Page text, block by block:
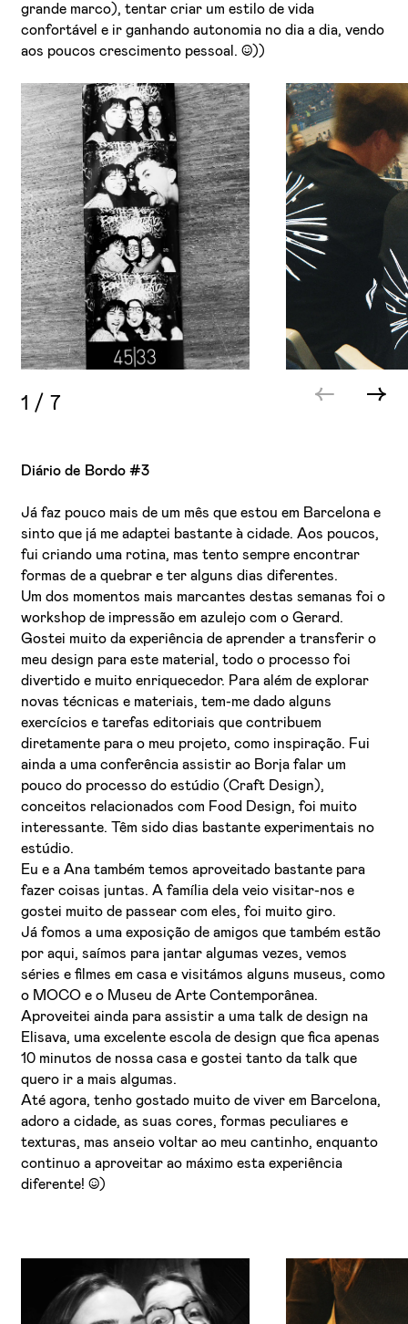
grande marco), tentar criar um estilo de vida
confortável e ir ganhando autonomia no dia a dia, vendo
aos poucos crescimento pessoal. :)))
1 /7
Diário de Bordo #3
Já faz pouco mais de um mês que estou em Barcelona e
sinto que já me adaptei bastante à cidade. Aos poucos,
fui criando uma rotina, mas tento sempre encontrar
formas de a quebrar e ter alguns dias diferentes.
Um dos momentos mais marcantes destas semanas foi o
workshop de impressão em azulejo com o Gerard.
Gostei muito da experiência de aprender a transferir o
meu design para este material, todo o processo foi
divertido e muito enriquecedor. Para além de explorar
novas técnicas e materiais, tem-me dado alguns
exercícios e tarefas editoriais que contribuem
diretamente para o meu projeto, como inspiração. Fui
ainda a uma conferência assistir ao Borja falar um
pouco do processo do estúdio (Craft Design),
conceitos relacionados com Food Design, foi muito
interessante. Têm sido dias bastante experimentais no
estúdio.
Eu e a Ana também temos aproveitado bastante para
fazer coisas juntas. A família dela veio visitar-nos e
gostei muito de passear com eles, foi muito giro.
Já fomos a uma exposição de amigos que também estão
por aqui, saímos para jantar algumas vezes, vemos
séries e filmes em casa e visitámos alguns museus, como
o MOCO e o Museu de Arte Contemporânea.
Aproveitei ainda para assistir a uma talk de design na
Elisava, uma excelente escola de design que fica apenas
10 minutos de nossa casa e gostei tanto da talk que
quero ir a mais algumas.
Até agora, tenho gostado muito de viver em Barcelona,
adoro a cidade, as suas cores, formas peculiares e
texturas, mas anseio voltar ao meu cantinho, enquanto
continuo a aproveitar ao máximo esta experiência
diferente! :))